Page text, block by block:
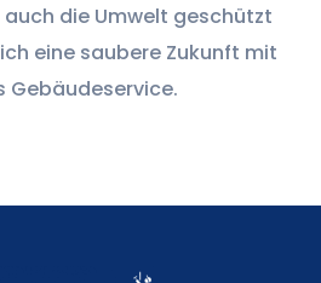
die Umwelt geschützt
eine saubere Zukunft mit
Gebäudeservice.